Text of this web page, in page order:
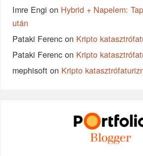
Imre Engi on Hybrid + Napelem:
után
Pataki Ferenc on Kripto
Pataki Ferenc on Kripto
mephisoft on Kripto